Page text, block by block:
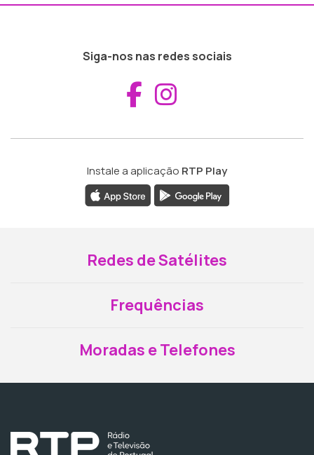
Siga-nos nas redes sociais
Aceder ao
Instale a aplicação RTP Play
Redes de Satélites
Frequências
Moradas e Telefones